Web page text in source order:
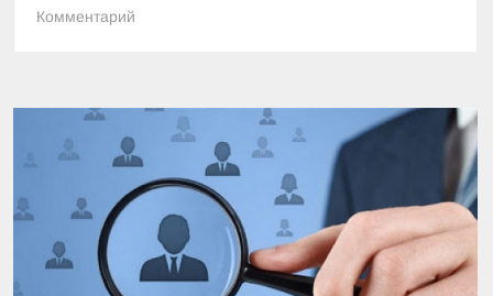
Комментарий
стадии
восстановления
Украины